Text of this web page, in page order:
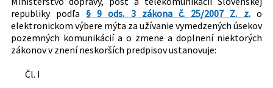
Dopravné prostriedky
Pozemné komunikácie
Nachádza sa v čiastke:
16/2010
republiky podľa§ 9 ods. 3 zákona č. 25/2007 Z. z.o
elektronickom výbere mýta za užívanie vymedzených úsekov
pozemných komunikácií a o zmene a doplnení niektorých
zákonov v znení neskorších predpisov ustanovuje:
Čl. I